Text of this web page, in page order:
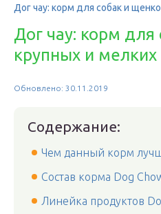
Дог чау: корм для собак и
Дог чау: корм
крупных и
Обновлено: 30.11.2019
Содержание:
Чем данный корм
Состав корма Dog
Линейка продуктов